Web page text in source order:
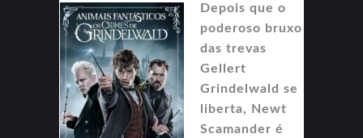
Depois que o
poderoso bruxo
das trevas
Gellert
Grindelwald se
liberta, Newt
Scamander é